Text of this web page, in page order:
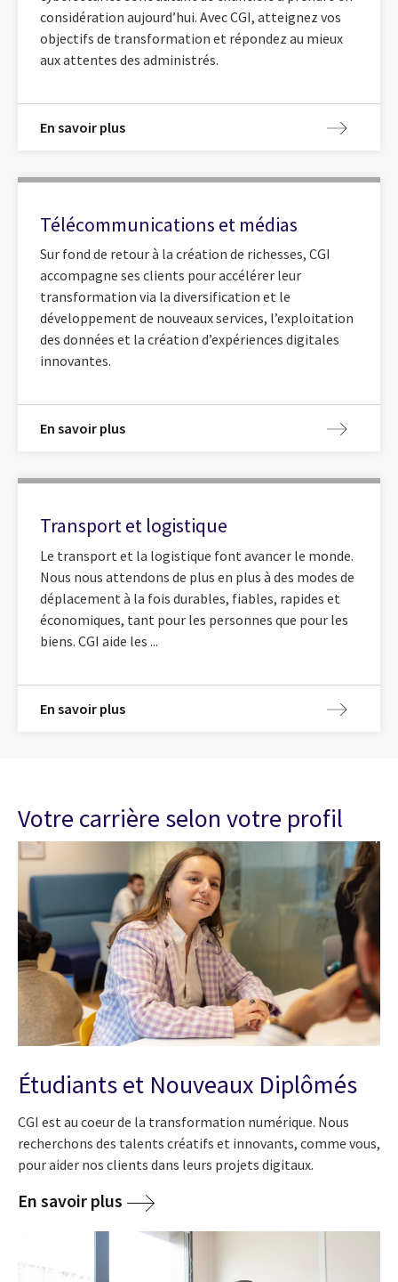
considération aujourd’hui. Avec CGI, atteignez vos
objectifs de transformation et répondez au mieux
aux attentes des administrés.
En savoir plus
Télécommunications et médias
Sur fond de retour à la création de richesses, CGI
accompagne ses clients pour accélérer leur
transformation via la diversification et le
développement de nouveaux services, l’exploitation
des données et la création d’expériences digitales
innovantes.
En savoir plus
Transport et logistique
Le transport et la logistique font avancer le monde.
Nous nous attendons de plus en plus à des modes de
déplacement à la fois durables, fiables, rapides et
économiques, tant pour les personnes que pour les
biens. CGI aide les ...
En savoir plus
Votre carrière selon votre profil
Étudiants et Nouveaux Diplômés
CGI est au coeur de la transformation numérique. Nous
recherchons des talents créatifs et innovants, comme vous,
pour aider nos clients dans leurs projets digitaux.
En savoir plus